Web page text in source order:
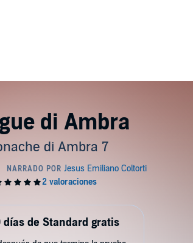
di Ambra
di Ambra 7
días de Standard gratis